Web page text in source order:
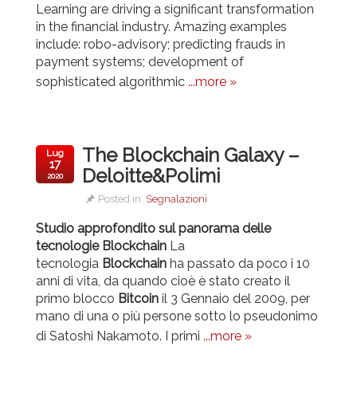
Learning are driving a significant transformation
in the financial industry. Amazing examples
include: robo-advisory; predicting frauds in
payment systems; development of
sophisticated algorithmic ...more »
The Blockchain Galaxy –
Deloitte&Polimi
Posted in: Segnalazioni
Lug
17
2020
Studio approfondito sul panorama delle
tecnologie Blockchain La
tecnologia Blockchain ha passato da poco i 10
anni di vita, da quando cioè è stato creato il
primo blocco Bitcoin il 3 Gennaio del 2009, per
mano di una o più persone sotto lo pseudonimo
di Satoshi Nakamoto. I primi ...more »